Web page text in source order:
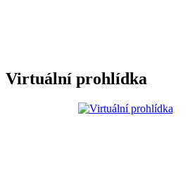
Virtuální prohlídka